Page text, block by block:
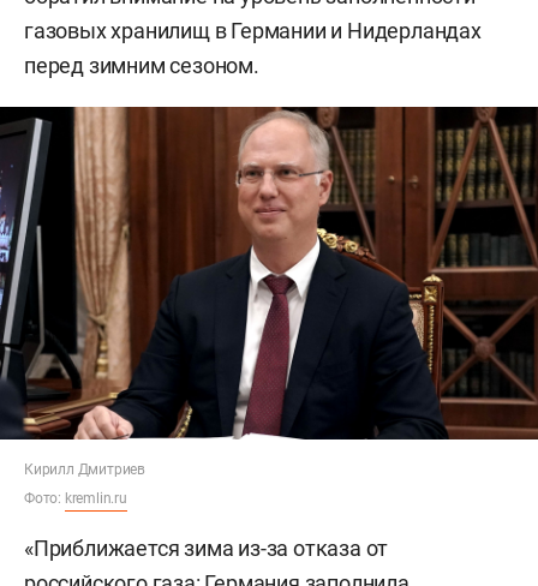
газовых хранилищ в Германии и Нидерландах
перед зимним сезоном.
Кирилл Дмитриев
Фото: kremlin.ru
«Приближается зима из-за отказа от